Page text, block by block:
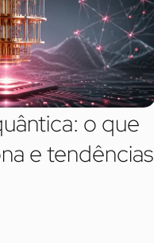
o que
e tendências